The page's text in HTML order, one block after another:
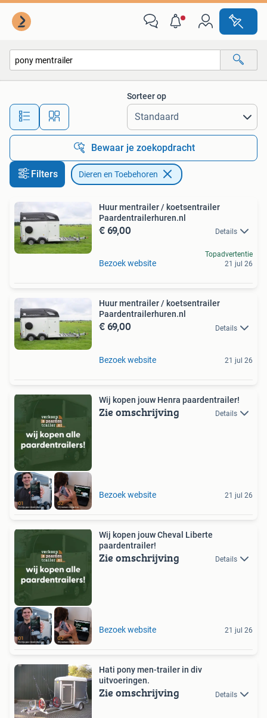
Alle afstanden…
Sorteer op
Bewaar je zoekopdracht
Filters Dieren en Toebehoren
Huur mentrailer / koetsentrailer
Paardentrailerhuren.nl
€ 69,00 Details
Bezoek website
Topadvertentie
21 jul 26
Huur mentrailer / koetsentrailer
Paardentrailerhuren.nl
€ 69,00 Details
Bezoek website 21 jul 26
Wij kopen jouw Henra paardentrailer!
Zie omschrijving Details
Bezoek website 21 jul 26
Wij kopen jouw Cheval Liberte
paardentrailer!
Zie omschrijving Details
Bezoek website 21 jul 26
Hati pony men-trailer in div
uitvoeringen.
Zie omschrijving Details